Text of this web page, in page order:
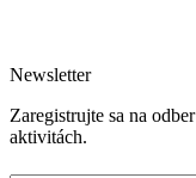
Newsletter
Zaregistrujte sa na
aktivitách.